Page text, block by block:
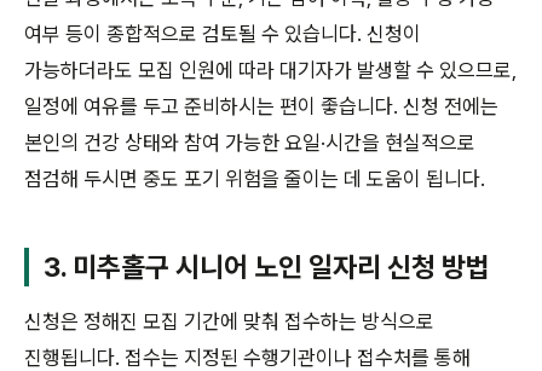
여부 등이 종합적으로 검토될 수 있습니다. 신청이
가능하더라도 모집 인원에 따라 대기자가 발생할 수 있으므로,
일정에 여유를 두고 준비하시는 편이 좋습니다. 신청 전에는
본인의 건강 상태와 참여 가능한 요일·시간을 현실적으로
점검해 두시면 중도 포기 위험을 줄이는 데 도움이 됩니다.
3. 미추홀구 시니어 노인 일자리 신청 방법
신청은 정해진 모집 기간에 맞춰 접수하는 방식으로
진행됩니다. 접수는 지정된 수행기관이나 접수처를 통해